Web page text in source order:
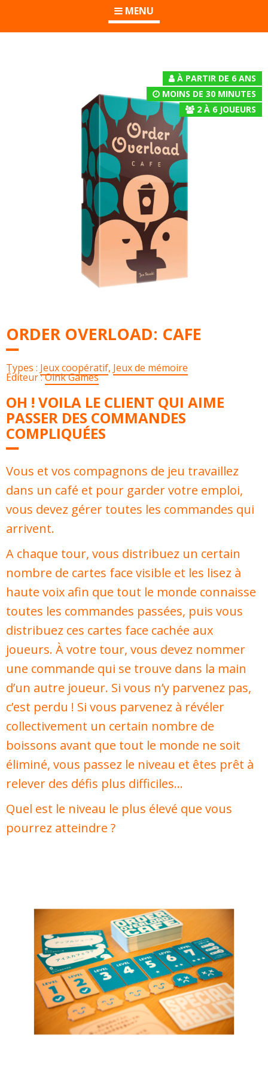
MENU
À PARTIR DE 6 ANS
MOINS DE 30 MINUTES
2 À 6 JOUEURS
ORDER OVERLOAD: CAFE
Types : Jeux coopératif, Jeux de mémoire
Éditeur :Oink Games
OH ! VOILA LE CLIENT QUI AIME
PASSER DES COMMANDES
COMPLIQUÉES
Vous et vos compagnons de jeu travaillez
dans un café et pour garder votre emploi,
vous devez gérer toutes les commandes qui
arrivent.
A chaque tour, vous distribuez un certain
nombre de cartes face visible et les lisez à
haute voix afin que tout le monde connaisse
toutes les commandes passées, puis vous
distribuez ces cartes face cachée aux
joueurs. À votre tour, vous devez nommer
une commande qui se trouve dans la main
d’un autre joueur. Si vous n’y parvenez pas,
c’est perdu ! Si vous parvenez à révéler
collectivement un certain nombre de
boissons avant que tout le monde ne soit
éliminé, vous passez le niveau et êtes prêt à
relever des défis plus difficiles…
Quel est le niveau le plus élevé que vous
pourrez atteindre ?